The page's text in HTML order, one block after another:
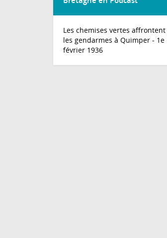
Les chemises vertes affrontent
les gendarmes à Quimper - 1e
février 1936